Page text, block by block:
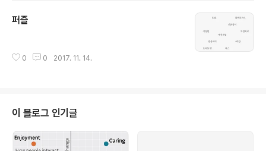
퍼즐
0 0 2017. 11. 14.
이 블로그 인기글